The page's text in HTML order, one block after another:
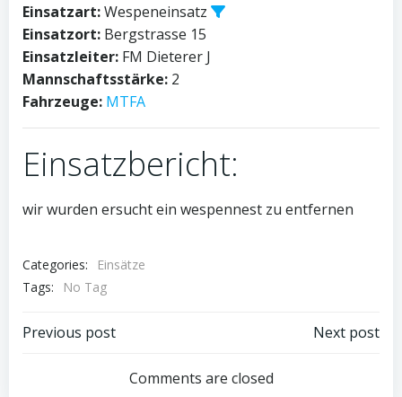
Einsatzart:Wespeneinsatz
Einsatzort: Bergstrasse 15
Einsatzleiter: FM Dieterer J
Mannschaftsstärke: 2
Fahrzeuge: MTFA
Einsatzbericht:
wir wurden ersucht ein wespennest zu entfernen
Categories:
Einsätze
Tags:
No Tag
Post
navigation
Previous post
navigation
Next post
Comments are closed